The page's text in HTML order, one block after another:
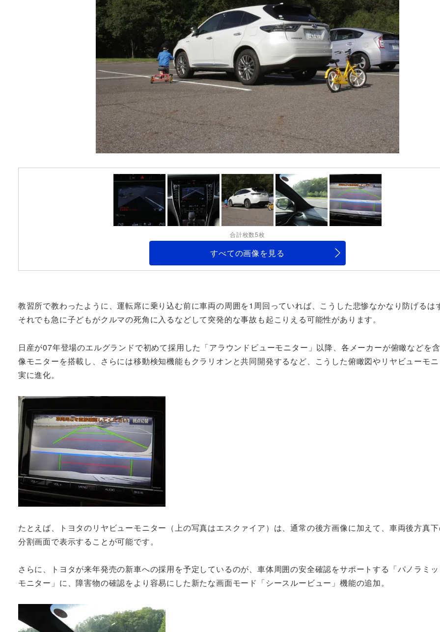
合計枚数5枚
すべての画像を見る
教習所で教わったように、運転席に乗り込む前に車両の周囲を1周回っていれば、こうした悲惨なかなり防げるは
それでも急に子どもがクルマの死角に入るなどして突発的な事故も起こりえる可能性があります。
日産が07年登場のエルグランドで初めて採用した「アラウンドビューモニター」以降、各メーカーが俯瞰などを
像モニターを搭載し、さらには移動検知機能もクラリオンと共同開発するなど、こうした俯瞰図やリヤビューモ
実に進化。
たとえば、トヨタのリヤビューモニター（上の写真はエスクァイア）は、通常の後方画像に加えて、車両後方真
分割画面で表示することが可能です。
さらに、トヨタが来年発売の新車への採用を予定しているのが、車体周囲の安全確認をサポートする「パノラミ
モニター」に、障害物の確認をより容易にした新たな画面モード「シースルービュー」機能の追加。